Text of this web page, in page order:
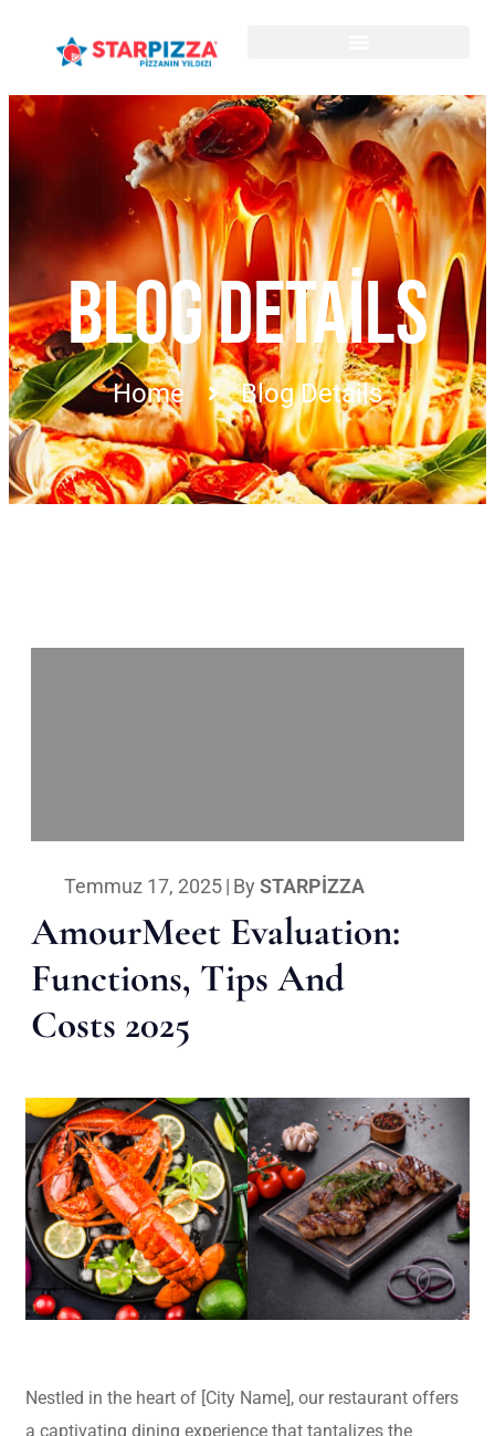
BLOG DETAILS
Home Blog Details
Temmuz 17, 2025| By STARPIZZA
AmourMeet Evaluation:
Functions, Tips And
Costs 2025
Nestled in the heart of [City Name], our restaurant offers
a captivating dining experience that tantalizes the